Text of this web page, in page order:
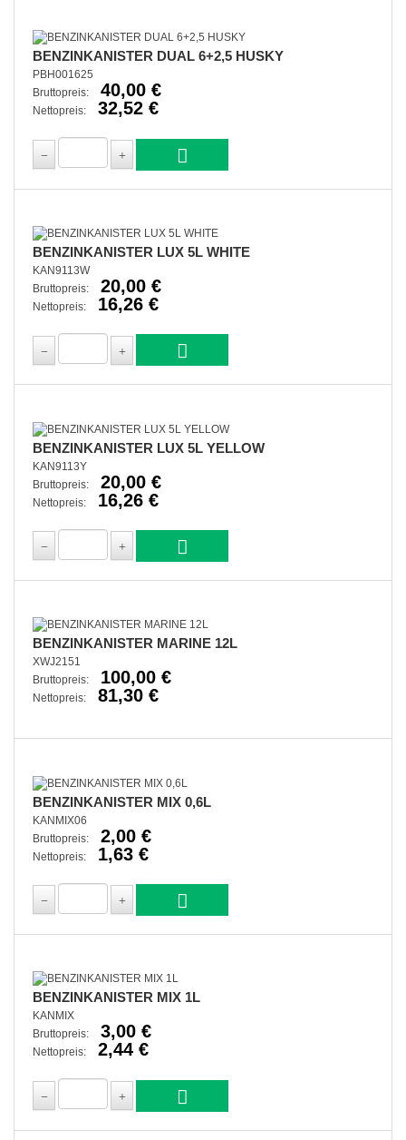
BENZINKANISTER DUAL 6+2,5 HUSKY
PBH001625
Bruttopreis:
40,00 €
Nettopreis: 32,52 €
BENZINKANISTER LUX 5L WHITE
KAN9113W
Bruttopreis:
20,00 €
Nettopreis: 16,26 €
BENZINKANISTER LUX 5L YELLOW
KAN9113Y
Bruttopreis:
20,00 €
Nettopreis: 16,26 €
BENZINKANISTER MARINE 12L
XWJ2151
Bruttopreis:
100,00 €
Nettopreis: 81,30 €
BENZINKANISTER MIX 0,6L
KANMIX06
Bruttopreis:
2,00 €
Nettopreis: 1,63 €
BENZINKANISTER MIX 1L
KANMIX
Bruttopreis:
3,00 €
Nettopreis: 2,44 €